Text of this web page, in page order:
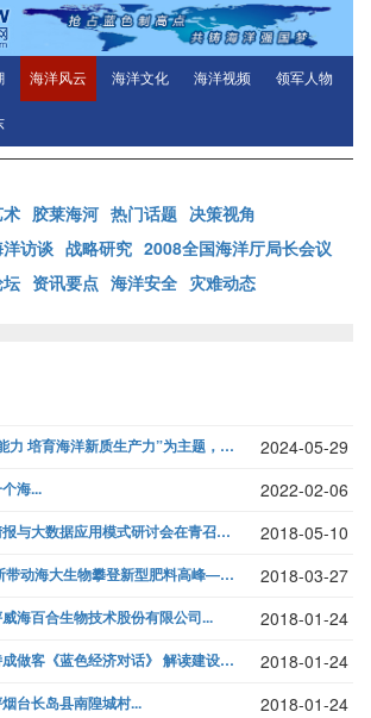
海洋风云 海洋文化 海洋视频 领军人物
胶莱海河 热门话题 决策视角
访谈 战略研究 2008全国海洋厅局长会议
资讯要点 海洋安全 灾难动态
以“提升经略海洋能力 培育海洋新质生产力”为主题，2024“崂山问海”... 2024-05-29
海... 2022-02-06
第二届海洋科技情报与大数据应用模式研讨会在青召开... 2018-05-10
【媒体报道】 不断带动海大生物攀登新型肥料高峰——青岛海大生物董事长单... 2018-03-27
海百合生物技术股份有限公司... 2018-01-24
蓝色经济专家王诗成做客《蓝色经济对话》 解读建设“海上粮仓”... 2018-01-24
台长岛县南隍城村... 2018-01-24